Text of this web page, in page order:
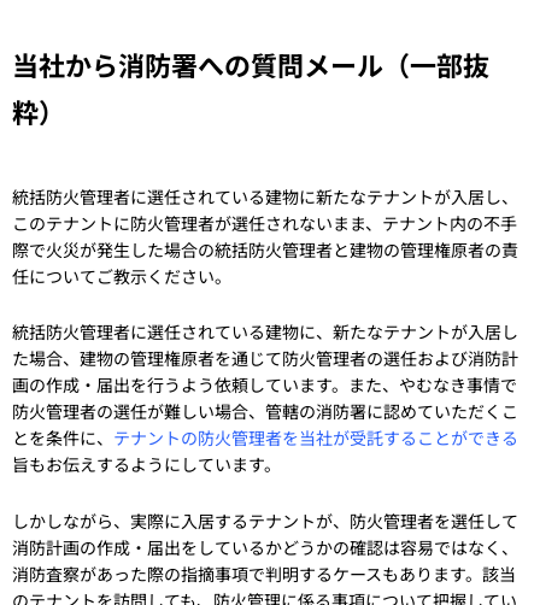
当社から消防署への質問メール（一部抜
粋）
統括防火管理者に選任されている建物に新たなテナントが入居し、
このテナントに防火管理者が選任されないまま、テナント内の不手
際で火災が発生した場合の統括防火管理者と建物の管理権原者の責
任についてご教示ください。
統括防火管理者に選任されている建物に、新たなテナントが入居し
た場合、建物の管理権原者を通じて防火管理者の選任および消防計
画の作成・届出を行うよう依頼しています。また、やむなき事情で
防火管理者の選任が難しい場合、管轄の消防署に認めていただくこ
とを条件に、 テナントの防火管理者を当社が受託することができる
旨もお伝えするようにしています。
しかしながら、実際に入居するテナントが、防火管理者を選任して
消防計画の作成・届出をしているかどうかの確認は容易ではなく、
消防査察があった際の指摘事項で判明するケースもあります。該当
のテナントを訪問しても、防火管理に係る事項について把握してい